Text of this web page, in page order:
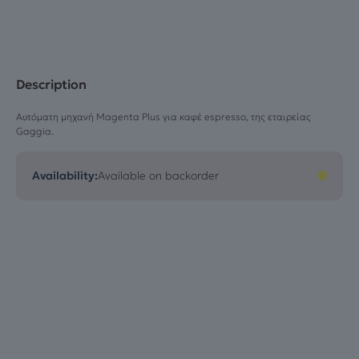
Description
Αυτόματη μηχανή Magenta Plus για καφέ espresso, της εταιρείας
Gaggia.
Availability:Available on backorder